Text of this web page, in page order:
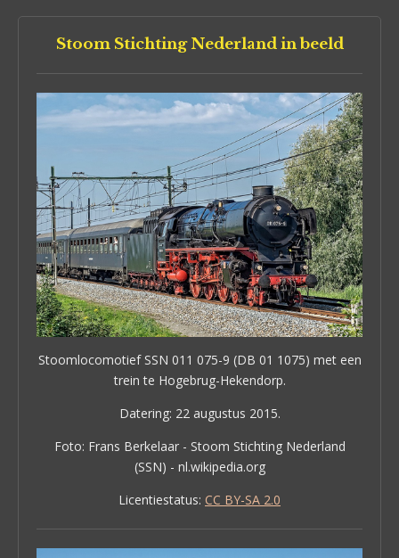
Stoom Stichting Nederland in beeld
Stoomlocomotief SSN 011 075-9 (DB 01 1075) met een
trein te Hogebrug-Hekendorp.
Datering: 22 augustus 2015.
Foto: Frans Berkelaar - Stoom Stichting Nederland
(SSN) - nl.wikipedia.org
Licentiestatus: CC BY-SA 2.0